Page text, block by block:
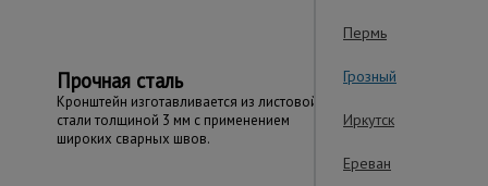
Прочная сталь
Кронштейн изготавливается из листовой
стали толщиной 3 мм с применением
широких сварных швов.
Пермь
Грозный
Иркутск
Ереван